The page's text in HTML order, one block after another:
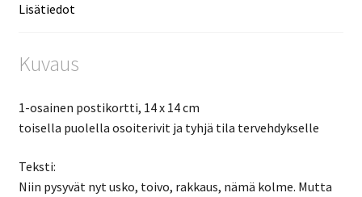
Lisätiedot
Kuvaus
1-osainen postikortti, 14 x 14 cm
toisella puolella osoiterivit ja tyhjä tila tervehdykselle
Teksti:
Niin pysyvät nyt usko, toivo, rakkaus, nämä kolme. Mutta